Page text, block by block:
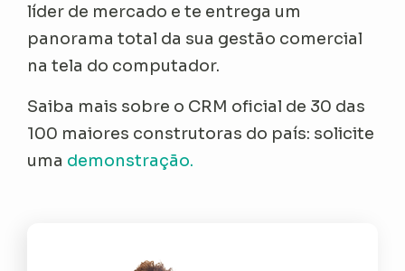
líder de mercado e te entrega um
panorama total da sua gestão comercial
na tela do computador.
Saiba mais sobre o CRM oficial de 30 das
100 maiores construtoras do país: solicite
uma demonstração.